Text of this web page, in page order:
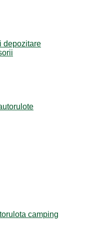
depozitare
camping